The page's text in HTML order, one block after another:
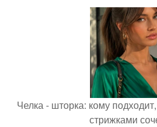
Челка - шторка: кому
стрижками